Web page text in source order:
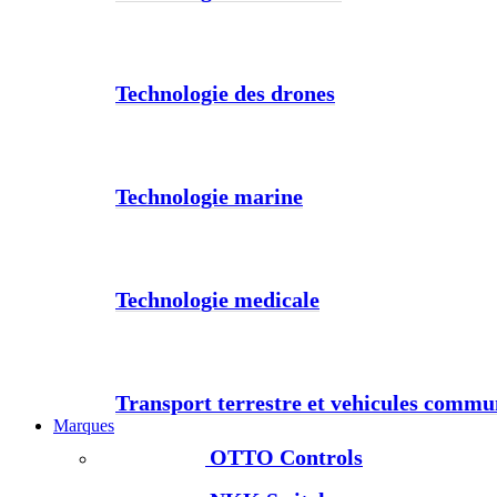
Technologie des drones
Technologie marine
Technologie medicale
Transport terrestre et vehicules
Marques
OTTO Controls